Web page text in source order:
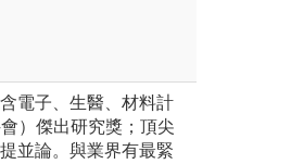
電子、生醫、材料計
）傑出研究獎；頂尖
並論。與業界有最緊